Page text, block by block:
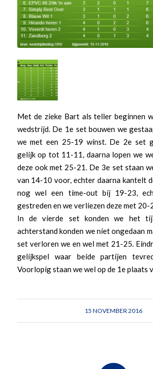
Met de zieke Bart als teller beginnen
wedstrijd. De 1e set bouwen we
we met een 25-19 winst. De 2e set
gelijk op tot 11-11, daarna lopen we
deze ook met 25-21. De 3e set staan
van 14-10 voor, echter daarna kantelt
nog wel een time-out bij 19-23,
gestreden en we verliezen deze met 20-
In de vierde set konden we het
achterstand konden we niet ongedaan
set verloren we en wel met 21-25.
gelijkspel waar beide partijen
Voorlopig staan we wel op de 1e plaats
15 NOVEMBER 2016